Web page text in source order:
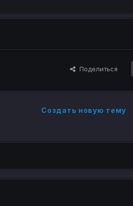
Поделиться
Создать новую тему